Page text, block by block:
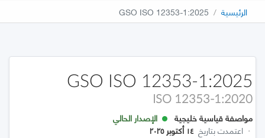
الرئيسية GSO ISO 12353-1:2025
GSO ISO 12353-1:2025
ISO 12353-1:2020
مواصفة قياسية خليجية
الإصدار الحالي
· اعتمدت بتاريخ ١٤ أكتوبر ٢٠٢٥